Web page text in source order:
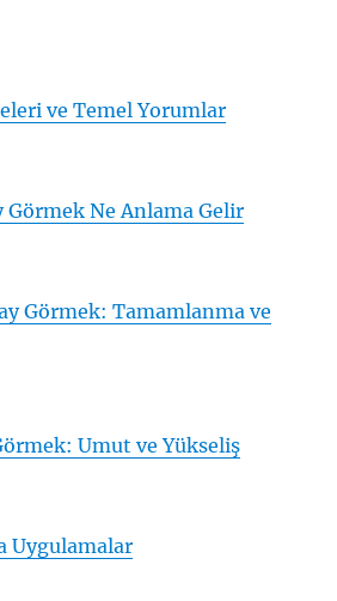
ve Temel Yorumlar
Görmek Ne Anlama Gelir
Görmek: Tamamlanma ve
Umut ve Yükseliş
Uygulamalar